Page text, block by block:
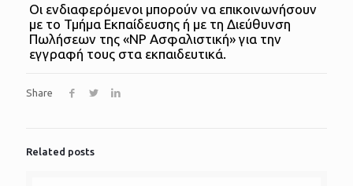
Οι ενδιαφερόμενοι μπορούν να επικοινωνήσουν
με το Τμήμα Εκπαίδευσης ή με τη Διεύθυνση
Πωλήσεων της «NP Ασφαλιστική» για την
εγγραφή τους στα εκπαιδευτικά.
Share
Related posts